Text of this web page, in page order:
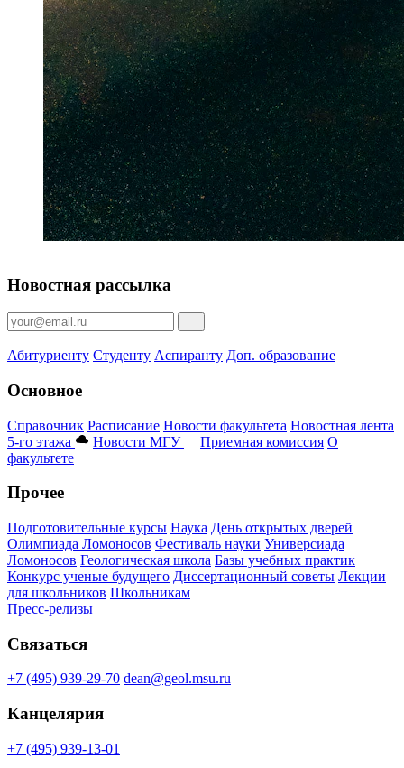
Новостная рассылка
Абитуриенту Студенту Аспиранту Доп. образование
Основное
Справочник Расписание Новости факультета Новостная лента
5-го этажа
Новости МГУ Приемная комиссия О
факультете
Прочее
Подготовительные курсы Наука День открытых дверей
Олимпиада Ломоносов Фестиваль науки Универсиада
Ломоносов Геологическая школа Базы учебных практик
Конкурс ученые будущего Диссертационный советы Лекции
для школьников Школьникам
Пресс-релизы
Связаться
+7 (495) 939-29-70 dean@geol.msu.ru
Канцелярия
+7 (495) 939-13-01